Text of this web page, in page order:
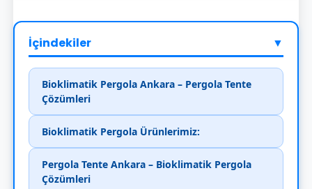
İçindekiler ▼
Bioklimatik Pergola Ankara – Pergola Tente
Çözümleri
Bioklimatik Pergola Ürünlerimiz:
Pergola Tente Ankara – Bioklimatik Pergola
Çözümleri